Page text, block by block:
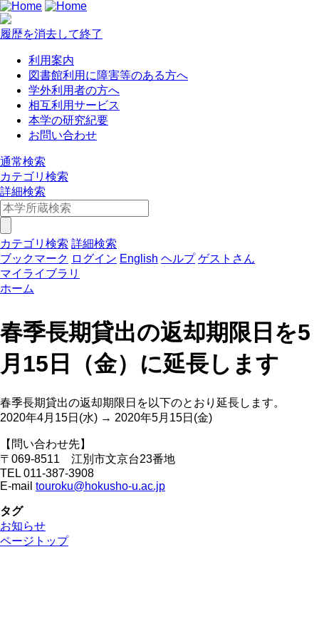
履歴を消去して終了
利用案内
図書館利用に障害等のある方へ
学外利用者の方へ
相互利用サービス
本学の研究紀要
お問い合わせ
通常検索
カテゴリ検索
詳細検索
カテゴリ検索 詳細検索
ブックマーク ログイン English ヘルプ ゲストさん
マイライブラリ
ホーム
春季長期貸出の返却期限日を5
月15日（金）に延長します
春季長期貸出の返却期限日を以下のとおり延長します。
2020年4月15日(水) → 2020年5月15日(金)
【問い合わせ先】
〒069-8511 江別市文京台23番地
TEL 011-387-3908
E-mail touroku@hokusho-u.ac.jp
タグ
お知らせ
ページトップ